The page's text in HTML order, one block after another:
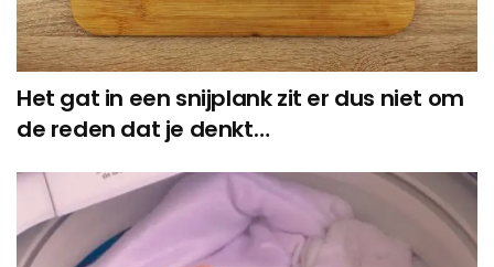
Het gat in een snijplank zit er dus niet om
de reden dat je denkt…